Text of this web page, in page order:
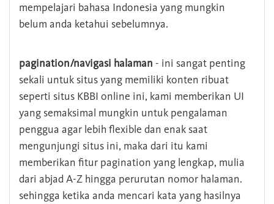
mempelajari bahasa Indonesia yang mungkin
belum anda ketahui sebelumnya.
pagination/navigasi halaman - ini sangat penting
sekali untuk situs yang memiliki konten ribuat
seperti situs KBBI online ini, kami memberikan UI
yang semaksimal mungkin untuk pengalaman
penggua agar lebih flexible dan enak saat
mengunjungi situs ini, maka dari itu kami
memberikan fitur pagination yang lengkap, mulia
dari abjad A-Z hingga perurutan nomor halaman.
sehingga ketika anda mencari kata yang hasilnya